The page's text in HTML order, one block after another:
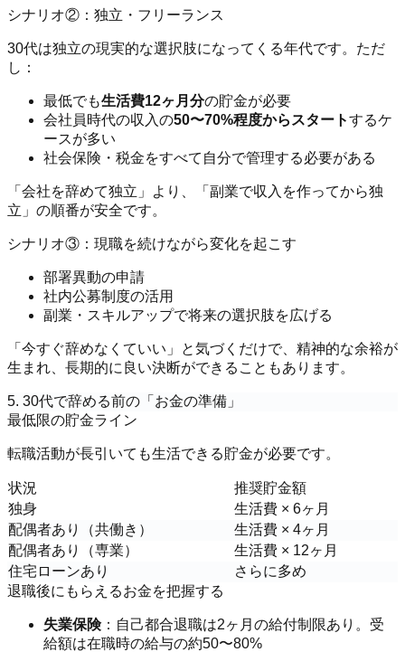
シナリオ②：独立・フリーランス
30代は独立の現実的な選択肢になってくる年代です。ただ
し：
最低でも生活費12ヶ月分の貯金が必要
会社員時代の収入の50〜70%程度からスタートするケ
ースが多い
社会保険・税金をすべて自分で管理する必要がある
「会社を辞めて独立」より、「副業で収入を作ってから独
立」の順番が安全です。
シナリオ③：現職を続けながら変化を起こす
部署異動の申請
社内公募制度の活用
副業・スキルアップで将来の選択肢を広げる
「今すぐ辞めなくていい」と気づくだけで、精神的な余裕が
生まれ、長期的に良い決断ができることもあります。
5. 30代で辞める前の「お金の準備」
最低限の貯金ライン
転職活動が長引いても生活できる貯金が必要です。
状況
推奨貯金額
独身
生活費 × 6ヶ月
配偶者あり（共働き）
生活費 × 4ヶ月
配偶者あり（専業）
生活費 × 12ヶ月
住宅ローンあり
さらに多め
退職後にもらえるお金を把握する
失業保険：自己都合退職は2ヶ月の給付制限あり。受
給額は在職時の給与の約50〜80%